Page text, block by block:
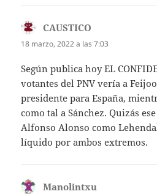
CAUSTICO
18 marzo, 2022 a las 7:03
Según publica hoy EL
votantes del PNV vería a
presidente para España,
como tal a Sánchez. Quizás
Alfonso Alonso como
líquido por ambos extremos.
Manolintxu